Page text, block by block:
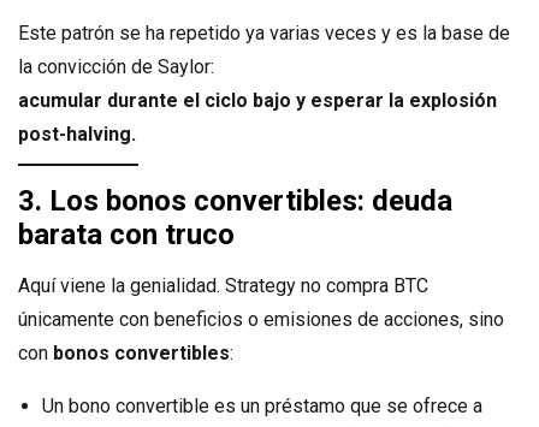
Este patrón se ha repetido ya varias veces y es la base de
la convicción de Saylor:
acumular durante el ciclo bajo y esperar la explosión
post-halving.
3. Los bonos convertibles: deuda
barata con truco
Aquí viene la genialidad. Strategy no compra BTC
únicamente con beneficios o emisiones de acciones, sino
con bonos convertibles:
Un bono convertible es un préstamo que se ofrece a